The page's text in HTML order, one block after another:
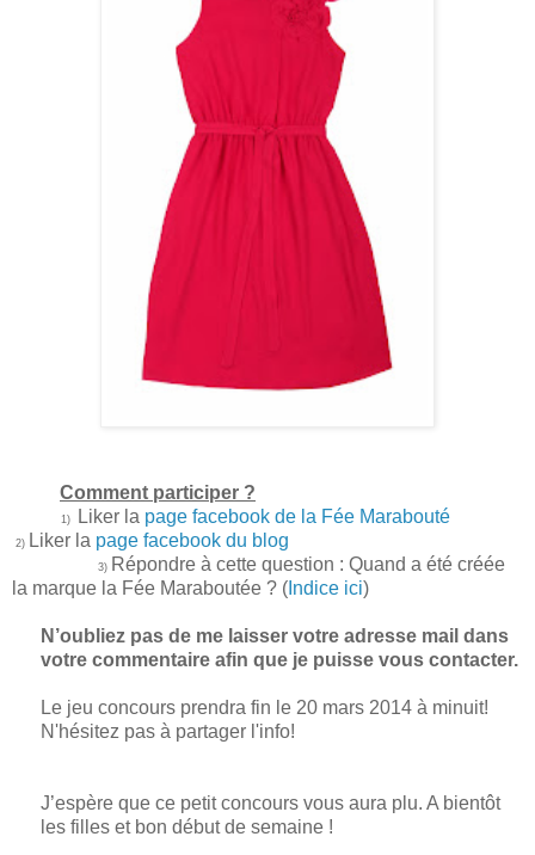
Comment participer ?
1) Liker la page facebook de la Fée Marabouté
2) Liker la page facebook du blog
Répondre à cette question : Quand a été créée
la marque la Fée Maraboutée ? ( Indice ici)
N’oubliez pas de me laisser votre adresse mail dans
votre commentaire afin que je puisse vous contacter.
Le jeu concours prendra fin le 20 mars 2014 à minuit!
N'hésitez pas à partager l'info!
J’espère que ce petit concours vous aura plu. A bientôt
les filles et bon début de semaine !